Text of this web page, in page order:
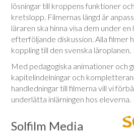
lösningar till kroppens funktioner
kretslopp. Filmernas längd är
läraren ska hinna visa dem under
efterföljande diskussion. Alla filmer
koppling till den svenska läroplanen.
Med pedagogiska animationer och
kapitelindelningar och
handledningar till filmerna vill vi
underlätta inlärningen hos eleverna.
Solfilm Media